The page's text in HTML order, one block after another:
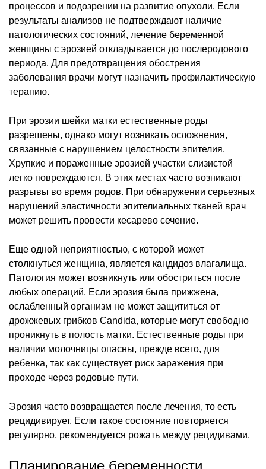
процессов и подозрении на развитие опухоли. Если
результаты анализов не подтверждают наличие
патологических состояний, лечение беременной
женщины с эрозией откладывается до послеродового
периода. Для предотвращения обострения
заболевания врачи могут назначить профилактическую
терапию.
При эрозии шейки матки естественные роды
разрешены, однако могут возникать осложнения,
связанные с нарушением целостности эпителия.
Хрупкие и пораженные эрозией участки слизистой
легко повреждаются. В этих местах часто возникают
разрывы во время родов. При обнаружении серьезных
нарушений эластичности эпителиальных тканей врач
может решить провести кесарево сечение.
Еще одной неприятностью, с которой может
столкнуться женщина, является кандидоз влагалища.
Патология может возникнуть или обостриться после
любых операций. Если эрозия была прижжена,
ослабленный организм не может защититься от
дрожжевых грибков Candida, которые могут свободно
проникнуть в полость матки. Естественные роды при
наличии молочницы опасны, прежде всего, для
ребенка, так как существует риск заражения при
проходе через родовые пути.
Эрозия часто возвращается после лечения, то есть
рецидивирует. Если такое состояние повторяется
регулярно, рекомендуется рожать между рецидивами.
Планирование беременности